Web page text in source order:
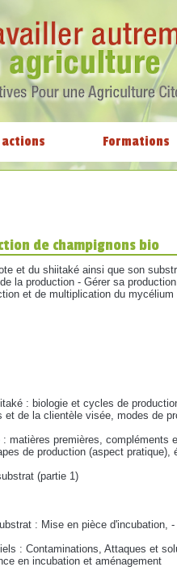
actions Formations
de champignons bio
et du shiitaké ainsi que son
la production - Gérer sa
et de multiplication du mycélium
: biologie et cycles de
de la clientèle visée, modes de
matières premières, compléments
de production (aspect pratique),
(partie 1)
: Mise en pièce d'incubation,
: Contaminations, Attaques et
en incubation et aménagement